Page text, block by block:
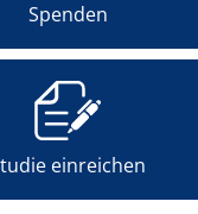
Spenden
einreichen